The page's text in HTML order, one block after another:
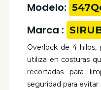
Modelo:
Marca :
Overlock de 4 hilos,
utiliza en costuras
recortadas para
seguridad para evitar